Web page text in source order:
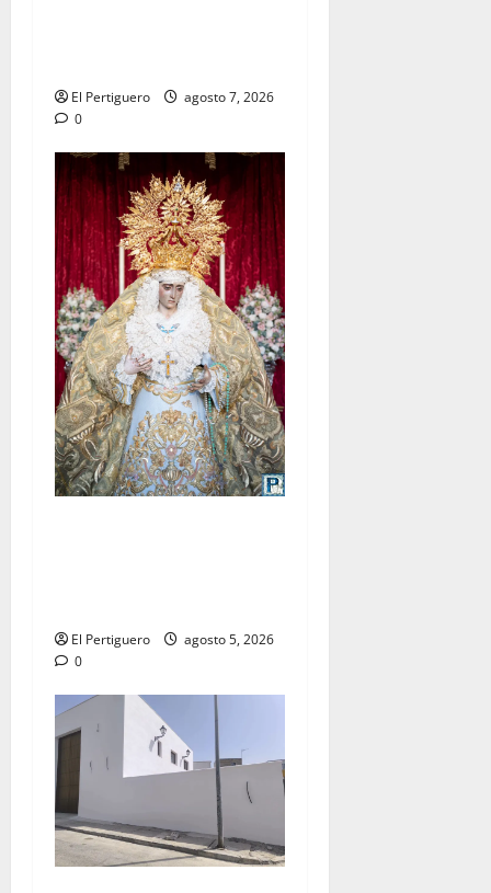
El Pertiguero
agosto 7, 2026
0
El Pertiguero
agosto 5, 2026
0